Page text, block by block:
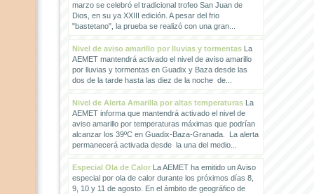
marzo se celebró el tradicional trofeo San Juan de
Dios, en su ya XXIII edición. A pesar del frio
"bastetano", la prueba se realizó con una gran...
Nivel de aviso amarillo por lluvias y tormentasLa
AEMET mantendrá activado el nivel de aviso amarillo
por lluvias y tormentas en Guadix y Baza desde las
dos de la tarde hasta las diez de la noche de...
Nivel de Alerta Amarilla por altas temperaturasLa
AEMET informa que mantendrá activado el nivel de
aviso amarillo por temperaturas máximas que podrían
alcanzar los 39ºC en Guadix-Baza-Granada. La alerta
permanecerá activada desde la una del medio...
Especial Ola de CalorLa AEMET ha emitido un Aviso
especial por ola de calor durante los próximos días 8,
9, 10 y 11 de agosto. En el ámbito de geográfico de